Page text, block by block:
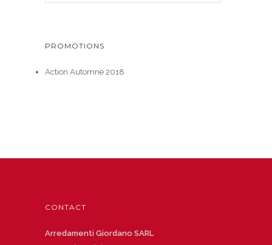
PROMOTIONS
Action Automne 2018
CONTACT
Arredamenti Giordano SARL